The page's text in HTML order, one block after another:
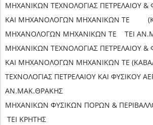
ΜΗΧΑΝΙΚΩΝ ΤΕΧΝΟΛΟΓΙΑΣ ΠΕΤΡΕΛΑΙΟΥ &
ΚΑΙ ΜΗΧΑΝΟΛΟΓΩΝ ΜΗΧΑΝΙΚΩΝ ΤΕ
ΜΗΧΑΝΟΛΟΓΩΝ ΜΗΧΑΝΙΚΩΝ ΤΕ ΤΕΙ
ΜΗΧΑΝΙΚΩΝ ΤΕΧΝΟΛΟΓΙΑΣ ΠΕΤΡΕΛΑΙΟΥ &
ΚΑΙ ΜΗΧΑΝΟΛΟΓΩΝ ΜΗΧΑΝΙΚΩΝ ΤΕ
ΤΕΧΝΟΛΟΓΙΑΣ ΠΕΤΡΕΛΑΙΟΥ ΚΑΙ ΦΥΣΙΚΟΥ
ΑΝ.ΜΑΚ.ΘΡΑΚΗΣ
ΜΗΧΑΝΙΚΩΝ ΦΥΣΙΚΩΝ ΠΟΡΩΝ &
ΤΕΙ ΚΡΗΤΗΣ